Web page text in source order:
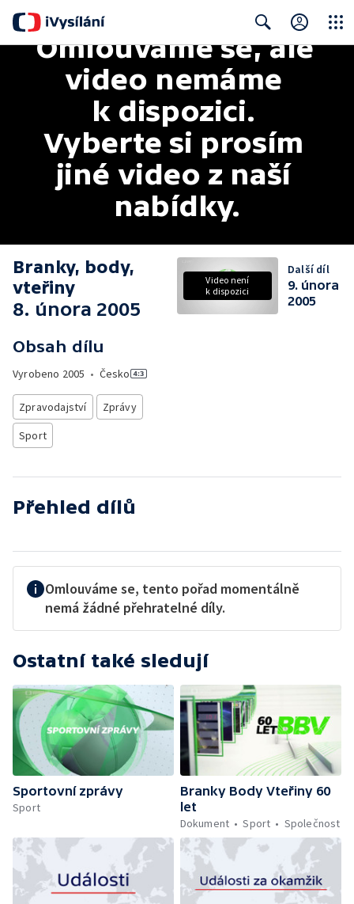
Search
Omlouváme se, ale
video nemáme
k dispozici.
Vyberte si prosím
jiné video z naší
nabídky.
Branky, body,
vteřiny
8. února 2005
Obsah dílu
Vyrobeno 2005 • Česko
Zpravodajství
Zprávy
Sport
Video není
k dispozici
Další díl
9. února
2005
Přehled dílů
Omlouváme se, tento pořad momentálně
nemá žádné přehratelné díly.
Ostatní také sledují
Sportovní zprávy
Sport
Branky Body Vteřiny 60
let
Dokument
Sport Společnost